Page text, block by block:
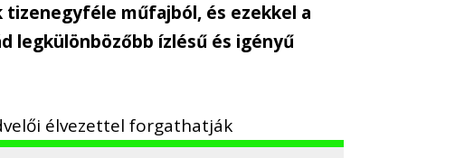
műfajból, és ezekkel a
legkülönbözőbb ízlésű és igényű
élvezettel forgathatják